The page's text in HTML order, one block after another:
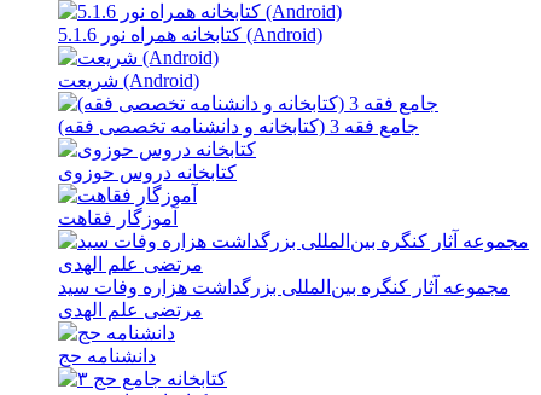
کتابخانه همراه نور 5.1.6 (Android)
شریعت (Android)
جامع فقه 3 (کتابخانه و دانشنامه تخصصی فقه)
کتابخانه دروس حوزوی
آموزگار فقاهت
مجموعه آثار کنگره بین‌المللی بزرگداشت هزاره وفات سید
مرتضی علم‌ الهدی
دانشنامه حج